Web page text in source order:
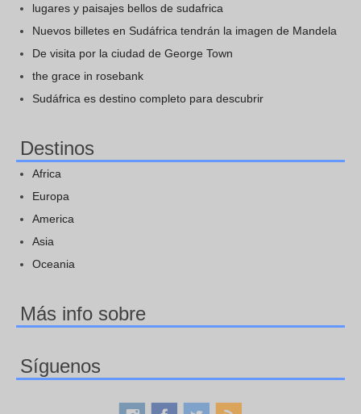
lugares y paisajes bellos de sudafrica
Nuevos billetes en Sudáfrica tendrán la imagen de Mandela
De visita por la ciudad de George Town
the grace in rosebank
Sudáfrica es destino completo para descubrir
Destinos
Africa
Europa
America
Asia
Oceania
Más info sobre
Síguenos